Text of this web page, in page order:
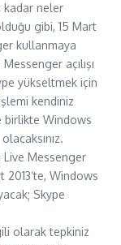
kadar neler
gibi, 15 Mart
kullanmaya
açılışı
yükseltmek için
kendiniz
birlikte Windows
Live Messenger
Windows
Skype
olarak tepkiniz